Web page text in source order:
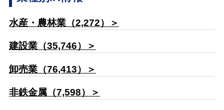
水産・農林業（2,272）＞
建設業（35,746）＞
卸売業（76,413）＞
非鉄金属（7,598）＞